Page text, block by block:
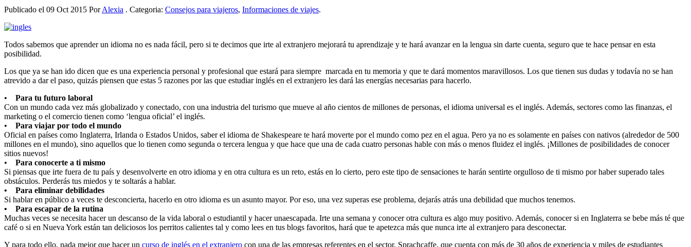
Publicado el 09 Oct 2015 PorAlexia . Categoria: Consejos para viajeros, Informaciones de viajes.
Todos sabemos que aprender un idioma no es nada fácil, pero si te decimos que irte al extranjero mejorará tu aprendizaje y te hará avanzar en la lengua sin darte cuenta, seguro que te hace pensar en esta
posibilidad.
Los que ya se han ido dicen que es una experiencia personal y profesional que estará para siempre marcada en tu memoria y que te dará momentos maravillosos. Los que tienen sus dudas y todavía no se han
atrevido a dar el paso, quizás piensen que estas 5 razones por las que estudiar inglés en el extranjero les dará las energías necesarias para hacerlo.
• Para tu futuro laboral
Con un mundo cada vez más globalizado y conectado, con una industria del turismo que mueve al año cientos de millones de personas, el idioma universal es el inglés. Además, sectores como las finanzas, el
marketing o el comercio tienen como ‘lengua oficial’ el inglés.
• Para viajar por todo el mundo
Oficial en países como Inglaterra, Irlanda o Estados Unidos, saber el idioma de Shakespeare te hará moverte por el mundo como pez en el agua. Pero ya no es solamente en países con nativos (alrededor de 500
millones en el mundo), sino aquellos que lo tienen como segunda o tercera lengua y que hace que una de cada cuatro personas hable con más o menos fluidez el inglés. ¡Millones de posibilidades de conocer
sitios nuevos!
• Para conocerte a ti mismo
Si piensas que irte fuera de tu país y desenvolverte en otro idioma y en otra cultura es un reto, estás en lo cierto, pero este tipo de sensaciones te harán sentirte orgulloso de ti mismo por haber superado tales
obstáculos. Perderás tus miedos y te soltarás a hablar.
• Para eliminar debilidades
Si hablar en público a veces te desconcierta, hacerlo en otro idioma es un asunto mayor. Por eso, una vez superas ese problema, dejarás atrás una debilidad que muchos tenemos.
• Para escapar de la rutina
Muchas veces se necesita hacer un descanso de la vida laboral o estudiantil y hacer unaescapada. Irte una semana y conocer otra cultura es algo muy positivo. Además, conocer si en Inglaterra se bebe más té que
café o si en Nueva York están tan deliciosos los perritos calientes tal y como lees en tus blogs favoritos, hará que te apetezca más que nunca irte al extranjero para desconectar.
Y para todo ello, nada mejor que hacer un curso de inglés en el extranjero con una de las empresas referentes en el sector, Sprachcaffe, que cuenta con más de 30 años de experiencia y miles de estudiantes